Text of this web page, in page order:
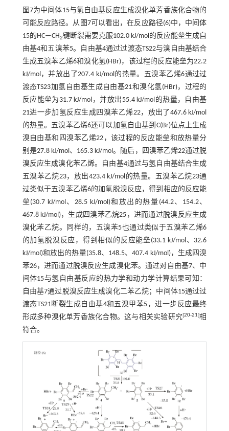
图7为中间体15与氢自由基反应生成溴化单芳香族化合物的
可能反应路径。从 图7可以看出，在反应路径(6)中，中间体
15的HC—CH2键断裂需要克服102.0 kJ/mol的反应能垒生成自
由基4和五溴苯5。自由基4通过过渡态TS22与溴自由基结合
生成五溴苯乙烯6和溴化氢(HBr)，该过程的反应能垒为22.2
kJ/mol，并放出了207.4 kJ/mol的热量。五溴苯乙烯6通过过
渡态TS23加氢自由基生成自由基21和溴化氢(HBr)，过程的
反应能垒为31.7 kJ/mol，并放出55.4 kJ/mol的热量，自由基
21进一步加氢反应生成四溴苯乙烯22，放出了467.6 kJ/mol
的热量。五溴苯乙烯6还可以加氢自由基到C(Br)位点上生成
溴自由基和四溴苯乙烯22，该过程的反应能垒和放热量分
别是27.8 kJ/mol、165.3 kJ/mol。随后，四溴苯乙烯22通过脱
溴反应生成溴化苯乙烯。自由基4通过与氢自由基结合生成
五溴苯乙烷23，放出423.4 kJ/mol的热量。五溴苯乙烷23通
过类似于五溴苯乙烯6的加氢脱溴反应，得到相应的反应能
垒(30.7 kJ/mol、28.5 kJ/mol)和放出的热量(44.2、154.2、
467.8 kJ/mol)，生成四溴苯乙烷25，进而通过脱溴反应生成
溴化苯乙烷。同样的，五溴苯5也通过类似于五溴苯乙烯6
的加氢脱溴反应，得到相似的反应能垒(33.1 kJ/mol、32.6
kJ/mol)和放出的热量(35.8、148.5、407.4 kJ/mol)，生成四溴
苯26，进而通过脱溴反应生成溴化苯。通过对自由基7、中
间体15与氢自由基反应的热力学和动力学计算结果可知：
自由基7通过脱溴反应生成溴化二苯乙烷；中间体15通过过
渡态TS21断裂生成自由基4和五溴甲苯5，进一步反应最终
形成多种溴化单芳香族化合物。这与相关实验研究[20-21]相
符合。